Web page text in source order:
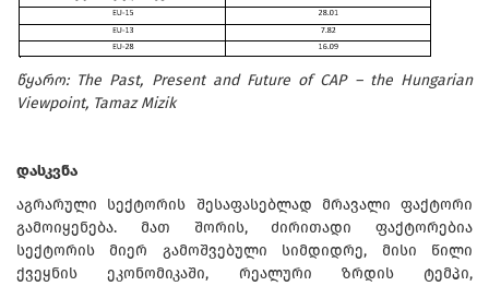
წყარო: The Past, Present and Future of CAP – the Hungarian
Viewpoint, Tamaz Mizik
დასკვნა
აგრარული სექტორის შესაფასებლად მრავალი ფაქტორი
გამოიყენება. მათ შორის, ძირითადი ფაქტორებია
სექტორის მიერ გამოშვებული სიმდიდრე, მისი წილი
ქვეყნის ეკონომიკაში, რეალური ზრდის ტემპი,